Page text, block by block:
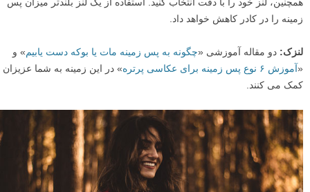
همچنین، لنز خود را با دقت انتخاب کنید. استفاده از یک لنز بلندتر میزان پس
زمینه را در کادر کاهش خواهد داد.
لنزک: دو مقاله آموزشی «چگونه به پس زمینه مات یا بوکه دست یابیم» و
«آموزش ۶ نوع پس زمینه برای عکاسی پرتره
» در این زمینه به شما عزیزان
کمک می کنند.